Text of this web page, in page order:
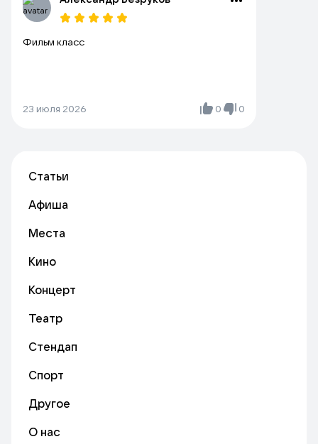
Фильм класс
23 июля 2026 0 0
Статьи
Афиша
Места
Кино
Концерт
Театр
Стендап
Спорт
Другое
О нас